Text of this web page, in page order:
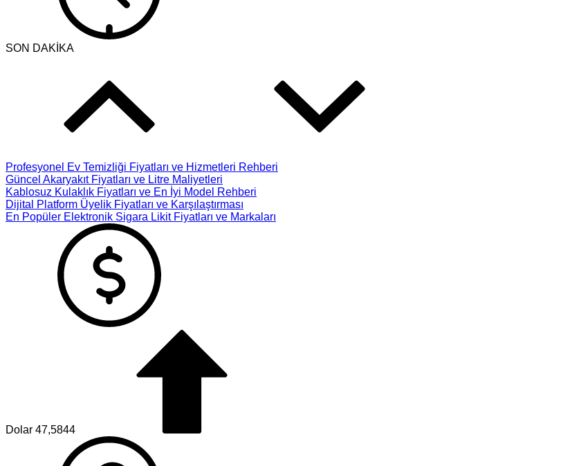
SON DAKİKA
Profesyonel Ev Temizliği Fiyatları ve Hizmetleri Rehberi
Güncel Akaryakıt Fiyatları ve Litre Maliyetleri
Kablosuz Kulaklık Fiyatları ve En İyi Model Rehberi
Dijital Platform Üyelik Fiyatları ve Karşılaştırması
En Popüler Elektronik Sigara Likit Fiyatları ve Markaları
Dolar 47,5844